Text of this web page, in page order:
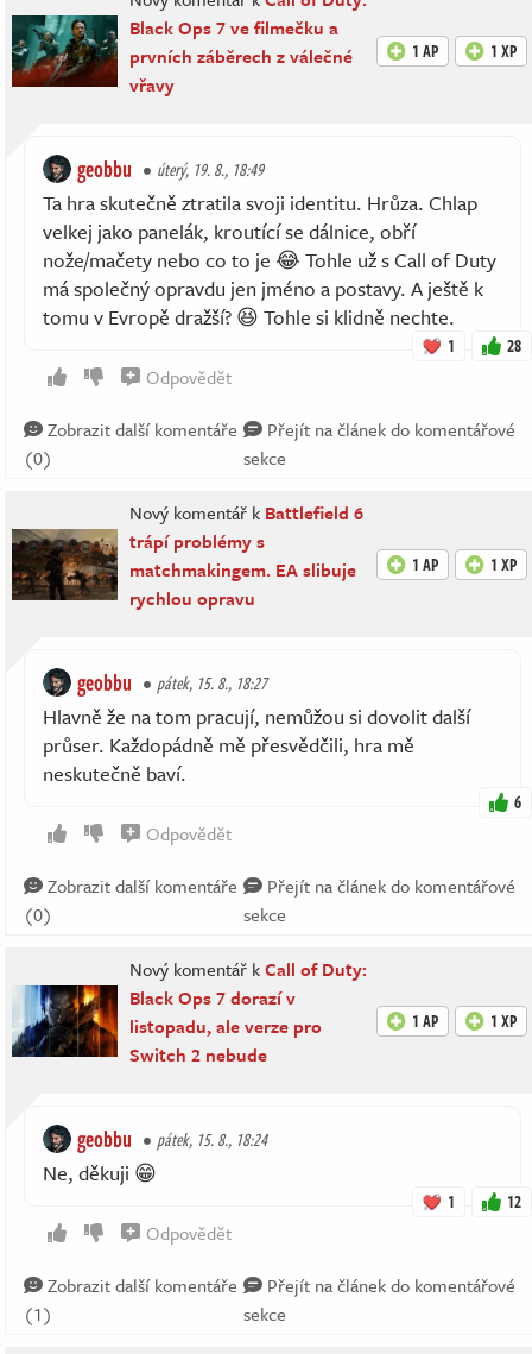
Black Ops 7 ve filmečku a
prvních záběrech z válečné
vřavy
1 AP 1 XP
geobbu úterý, 19. 8., 18:49
Ta hra skutečně ztratila svoji identitu. Hrůza. Chlap
velkej jako panelák, kroutící se dálnice, obří
nože/mačety nebo co to je 😂 Tohle už s Call of Duty
má společný opravdu jen jméno a postavy. A ještě k
tomu v Evropě dražší? 😆 Tohle si klidně nechte.
1 28
Odpovědět
Zobrazit další komentáře
(0)
Přejít na článek do komentářové
sekce
Nový komentář k Battlefield 6
trápí problémy s
matchmakingem. EA slibuje
rychlou opravu
1 AP 1 XP
geobbu pátek, 15. 8., 18:27
Hlavně že na tom pracují, nemůžou si dovolit další
průser. Každopádně mě přesvědčili, hra mě
neskutečně baví.
6
Odpovědět
Zobrazit další komentáře
(0)
Přejít na článek do komentářové
sekce
Nový komentář kCall of Duty:
Black Ops 7 dorazí v
listopadu, ale verze pro
Switch 2 nebude
1 AP 1 XP
geobbu pátek, 15. 8., 18:24
Ne, děkuji 😁
1 12
Odpovědět
Zobrazit další komentáře
(1)
Přejít na článek do komentářové
sekce